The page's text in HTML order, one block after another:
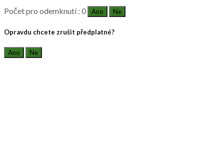
Počet pro odemknutí : 0 Ano Ne
Opravdu chcete zrušit předplatné?
Ano Ne